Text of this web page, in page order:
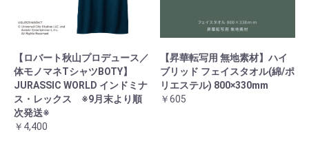
【ロバート秋山プロデュース／
体モノマネTシャツBOTY】
JURASSIC WORLD インドミナ
ス・レックス ※9月末より順
次発送※
￥4,400
【昇華転写用 無地素材】ハイ
ブリッド フェイスタオル(綿/ポ
リエステル) 800×330mm
￥605